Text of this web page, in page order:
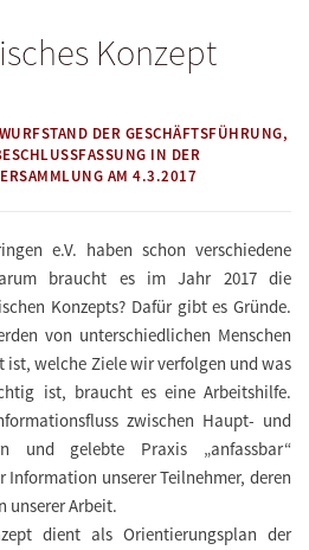
Konzept
DER GESCHÄFTSFÜHRUNG,
IN DER
AM 4.3.2017
e.V. haben schon verschiedene
braucht es im Jahr 2017 die
Konzepts? Dafür gibt es Gründe.
von unterschiedlichen Menschen
welche Ziele wir verfolgen und was
ist, braucht es eine Arbeitshilfe.
zwischen Haupt- und
und gelebte Praxis „anfassbar“
Information unserer Teilnehmer, deren
unserer Arbeit.
dient als Orientierungsplan der